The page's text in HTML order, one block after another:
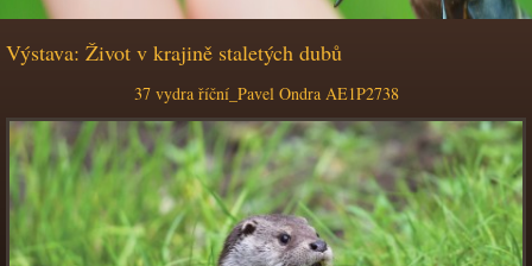
Výstava: Život v krajině staletých dubů
37 vydra říční_Pavel Ondra AE1P2738